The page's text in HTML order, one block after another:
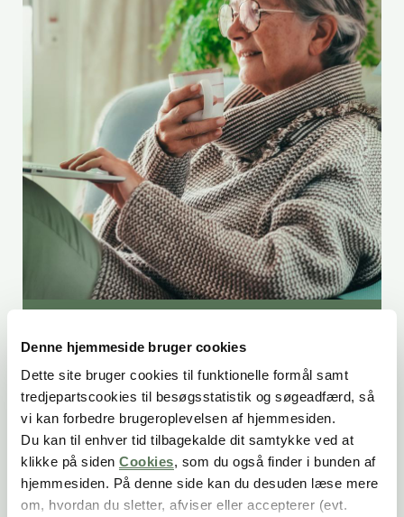
Denne hjemmeside bruger cookies
Dette site bruger cookies til funktionelle formål samt
tredjepartscookies til besøgsstatistik og søgeadfærd, så
vi kan forbedre brugeroplevelsen af hjemmesiden.
Du kan til enhver tid tilbagekalde dit samtykke ved at
klikke på siden Cookies, som du også finder i bunden af
hjemmesiden. På denne side kan du desuden læse mere
om, hvordan du sletter, afviser eller accepterer (evt.
Hvordan sikrer du dig, at
du får det rette beløb i
folkepension hele året?
Sker der ændringer i din livssituation eller
indtægt i årets løb, er det vigtigt, at du